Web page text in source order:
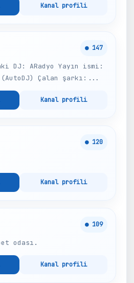
Kanal profili
● 147
DJ: ARadyo Yayın ismi:
Çalan şarkı:...
Kanal profili
● 120
Kanal profili
● 109
odası.
Kanal profili